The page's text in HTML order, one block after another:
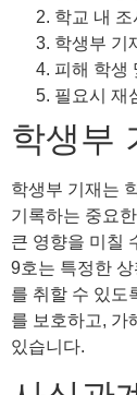
학교 내
학생부 기
피해 학생
필요시 재
학생부
학생부 기재는
기록하는 중요
큰 영향을 미칠
9호는 특정한
를 취할 수 있도
를 보호하고, 가
있습니다.